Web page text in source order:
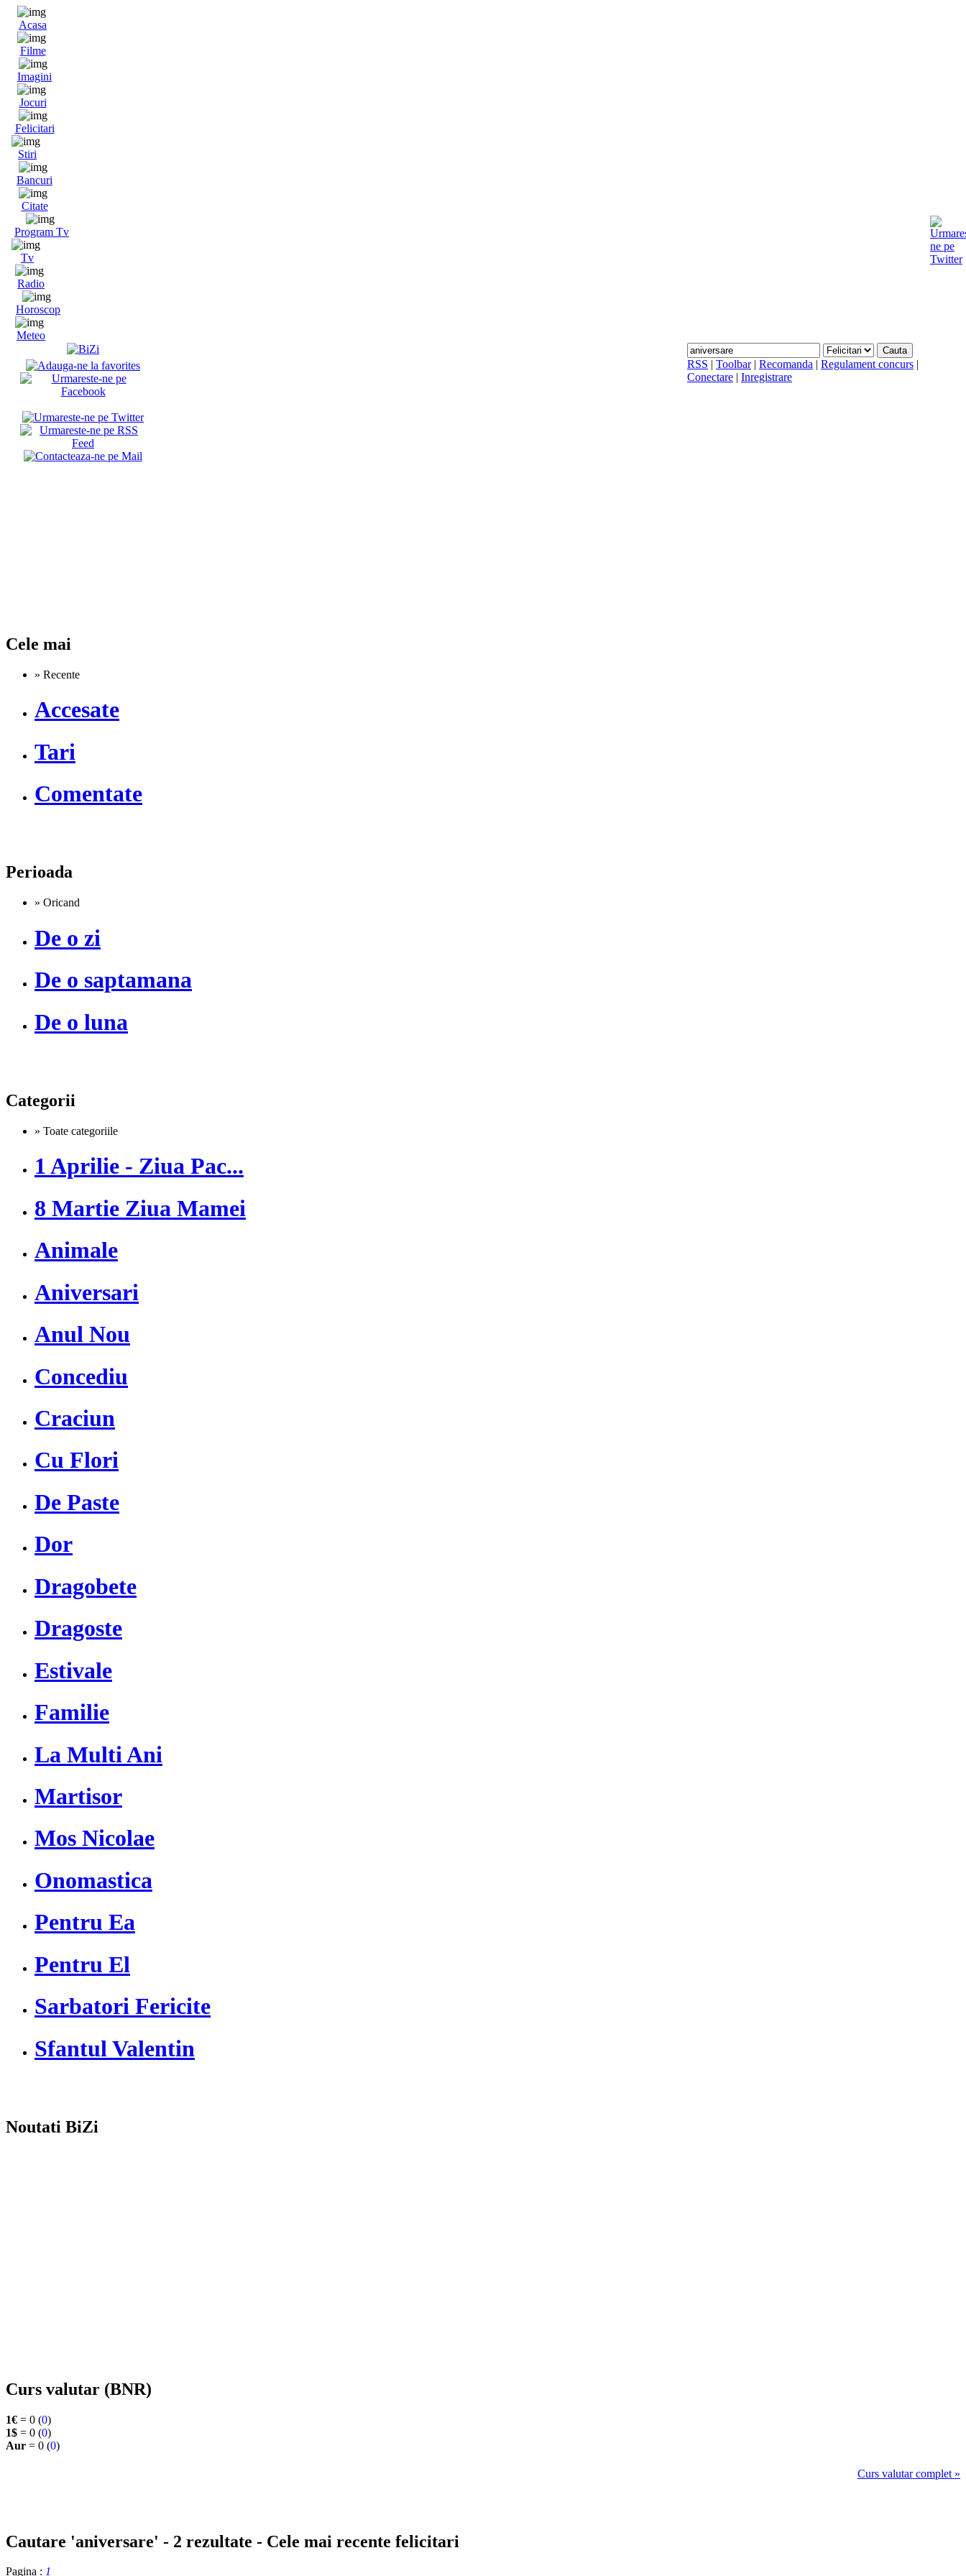
Acasa
Filme
Imagini
Jocuri
Felicitari
Stiri
Bancuri
Citate
Program Tv
Tv
Radio
Horoscop
Meteo
RSS | Toolbar| Recomanda | Regulament concurs |
Conectare | Inregistrare
Cele mai
» Recente
Accesate
Tari
Comentate
Perioada
» Oricand
De o zi
De o saptamana
De o luna
Categorii
» Toate categoriile
1 Aprilie - Ziua Pac...
8 Martie Ziua Mamei
Animale
Aniversari
Anul Nou
Concediu
Craciun
Cu Flori
De Paste
Dor
Dragobete
Dragoste
Estivale
Familie
La Multi Ani
Martisor
Mos Nicolae
Onomastica
Pentru Ea
Pentru El
Sarbatori Fericite
Sfantul Valentin
Noutati BiZi
Curs valutar (BNR)
1€ = 0 (0)
1$ = 0 (0)
Aur = 0 (0)
Curs valutar complet »
Cautare 'aniversare' - 2 rezultate - Cele mai recente felicitari
Pagina : 1